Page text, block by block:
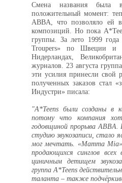
Смена названия была
положительный момент:
ABBA, что позволяло ей
композиций. Но пока
группы. За лето 1999 года
Troupers» по Швеции и
Нидерландах,
журналов. 23 августа
эти усилия принесли свой
полученных заказов стал
Индустри» писала:
"A*Teens были созданы в
потому что компания
годовщиной прорыва ABBA.
студию звукозаписи, стало
мог мечтать. «Mamma
продающихся синглов
циничным детищем
группа A*Teens
таланта – также